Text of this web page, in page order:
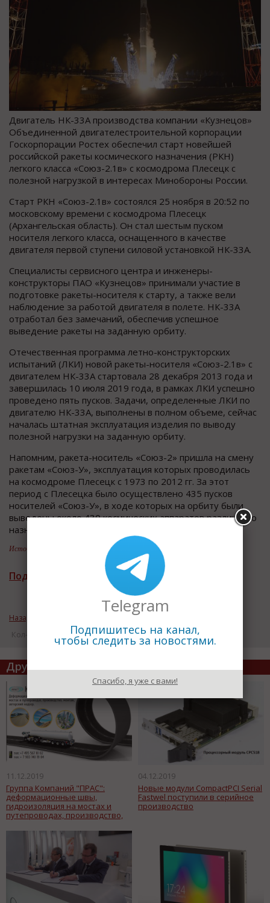
Двигатель НК-33А производства компании «Кузнецов»
Объединенной двигателестроительной корпорации
Госкорпорации Ростех обеспечил старт новейшей
российской ракеты космического назначения (РКН)
легкого класса «Союз-2.1в» с космодрома Плесецк с
полезной нагрузкой в интересах Минобороны России.
Старт РКН «Союз-2.1в» состоялся 25 ноября в 20:52 по
московскому времени с космодрома Плесецк
(Архангельская область). Он стал шестым пуском
носителя легкого класса, оснащенного в качестве
двигателя первой ступени силовой установкой НК-33А.
Специалисты сервисного центра и инженеры-
конструкторы ПАО «Кузнецов» принимали участие в
подготовке ракеты-носителя к старту, а также вели
наблюдение за работой двигателя в полете. НК-33А
отработал без замечаний, обеспечив успешное
выведение ракеты на заданную орбиту.
Отечественная программа летно-конструкторских
испытаний (ЛКИ) новой ракеты-носителя «Союз-2.1в» с
двигателем НК-33А стартовала 28 декабря 2013 года и
завершилась 10 июля 2019 года, в рамках ЛКИ успешно
проведено пять пусков. Задачи, определенные ЛКИ по
двигателю НК-33А, выполнены в полном объеме, сейчас
началась штатная эксплуатация изделия по выводу
полезной нагрузки на заданную орбиту.
Напомним, ракета-носитель «Союз-2» пришла на смену
ракетам «Союз-У», эксплуатация которых проводилась
на космодроме Плесецк с 1973 по 2012 гг. За этот
период с Плесецка было осуществлено 435 пусков
носителей «Союз-У», в ходе которых на орбиту были
выведены около 430 космических аппаратов различного
назначения.
Источник информации:
Подписаться на рассылку новостей
Назад к рубрике «Новости компаний»
Кол-во просмотров: 12153
Другие статьи по теме
11.12.2019
Группа Компаний "ПРАС":
деформационные швы,
гидроизоляция на мостах и
путепроводах, производство,
04.12.2019
Новые модули CompactPCI Serial
Fastwel поступили в серийное
производство
Telegram
Подпишитесь на канал,
чтобы следить за новостями.
Спасибо, я уже с вами!